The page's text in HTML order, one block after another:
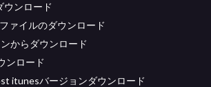
ウンロード
ァイルのダウンロード
からダウンロード
ンロード
itunesバージョンダウンロード